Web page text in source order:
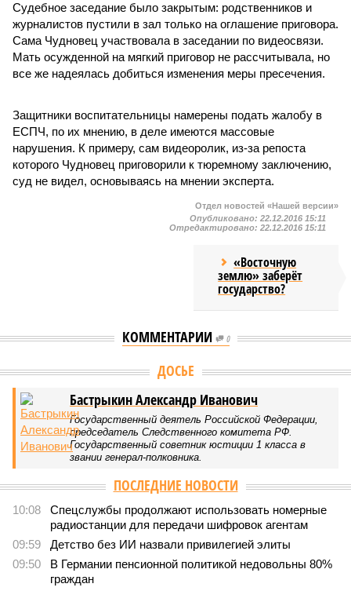
Судебное заседание было закрытым: родственников и
журналистов пустили в зал только на оглашение приговора.
Сама Чудновец участвовала в заседании по видеосвязи.
Мать осужденной на мягкий приговор не рассчитывала, но
все же надеялась добиться изменения меры пресечения.
Защитники воспитательницы намерены подать жалобу в
ЕСПЧ, по их мнению, в деле имеются массовые
нарушения. К примеру, сам видеоролик, из-за репоста
которого Чудновец приговорили к тюремному заключению,
суд не видел, основываясь на мнении эксперта.
Отдел новостей «Нашей версии»
Опубликовано: 22.12.2016 15:11
Отредактировано: 22.12.2016 15:11
«Восточную
землю» заберёт
государство?
КОММЕНТАРИИ 0
ДОСЬЕ
Бастрыкин Александр Иванович
Государственный деятель Российской Федерации,
председатель Следственного комитета РФ.
Государственный советник юстиции 1 класса в
звании генерал-полковника.
ПОСЛЕДНИЕ НОВОСТИ
10:08
Спецслужбы продолжают использовать номерные
радиостанции для передачи шифровок агентам
09:59
Детство без ИИ назвали привилегией элиты
09:50
В Германии пенсионной политикой недовольны 80%
граждан